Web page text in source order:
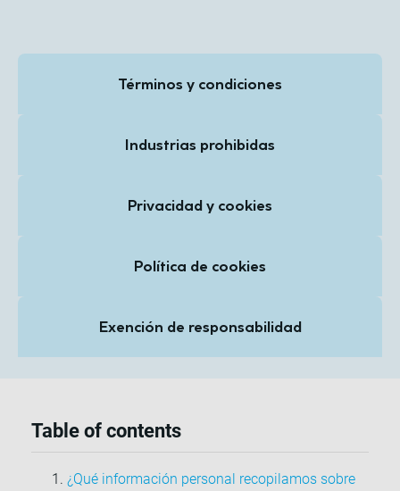
Términos y condiciones
Industrias prohibidas
Privacidad y cookies
Política de cookies
Exención de responsabilidad
Table of contents
¿Qué información personal recopilamos sobre